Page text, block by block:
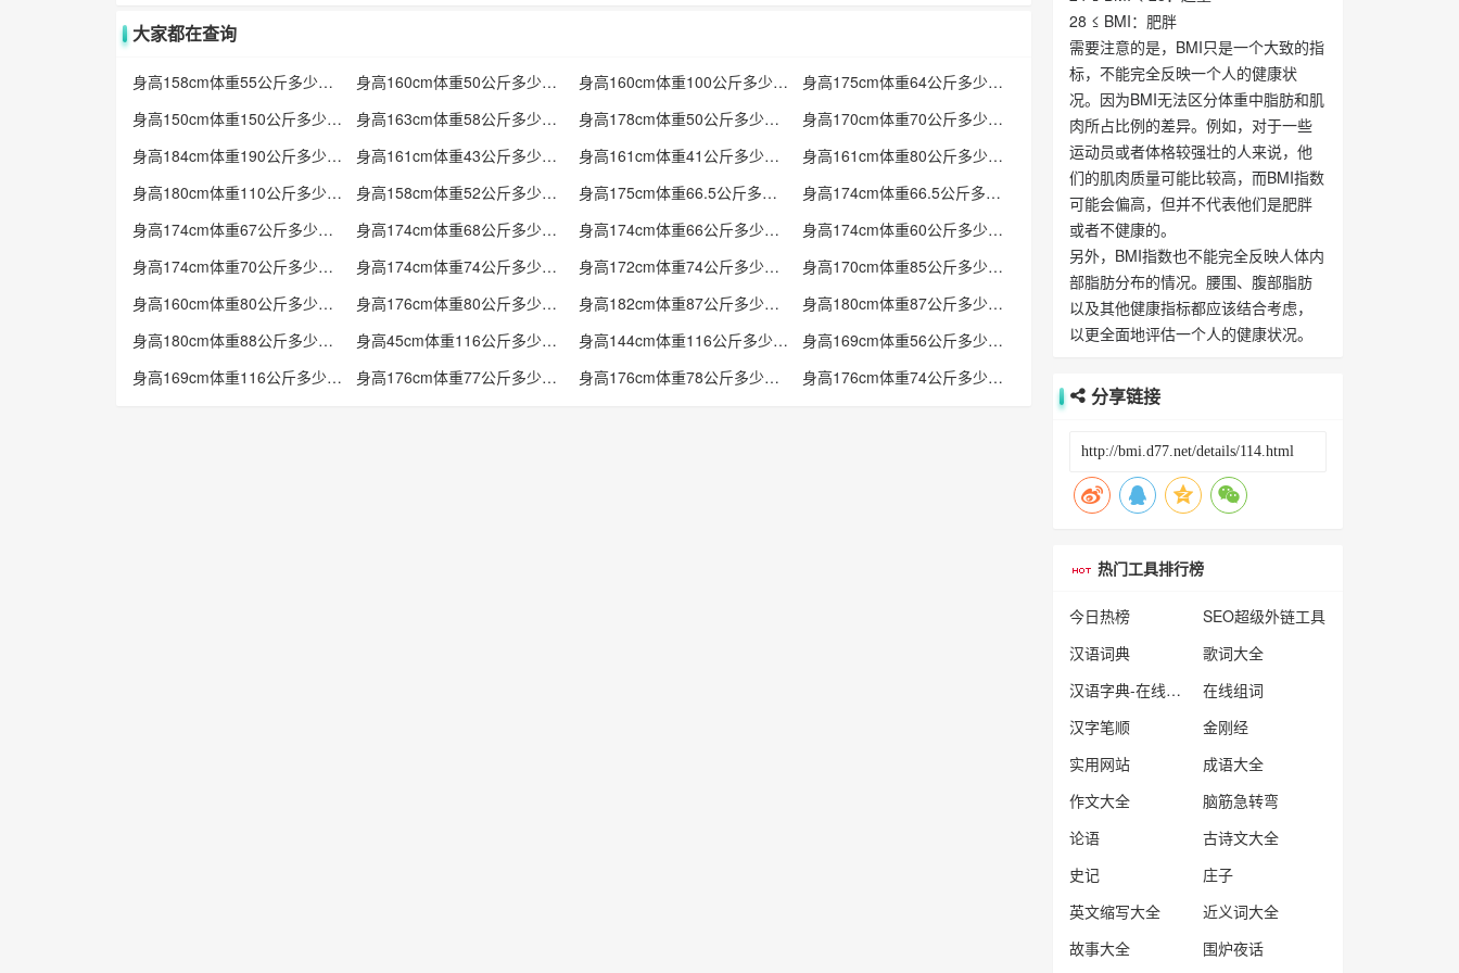
大家都在查询
身高158cm体重55公斤多少标准 身高160cm体重50公斤多少标准 身高160cm体重100公斤多少标准
身高175cm体重64公斤多少标准
身高150cm体重150公斤多少标准
身高163cm体重58公斤多少标准 身高178cm体重50公斤多少标准
身高170cm体重70公斤多少标准
身高184cm体重190公斤多少标准
身高161cm体重43公斤多少标准 身高161cm体重41公斤多少标准
身高161cm体重80公斤多少标准
身高180cm体重110公斤多少标准
身高158cm体重52公斤多少标准 身高175cm体重66.5公斤多少标准
身高174cm体重66.5公斤多少标准
身高174cm体重67公斤多少标准
身高174cm体重68公斤多少标准 身高174cm体重66公斤多少标准
身高174cm体重60公斤多少标准
身高174cm体重70公斤多少标准
身高174cm体重74公斤多少标准 身高172cm体重74公斤多少标准
身高170cm体重85公斤多少标准
身高160cm体重80公斤多少标准
身高176cm体重80公斤多少标准 身高182cm体重87公斤多少标准
身高180cm体重87公斤多少标准
身高180cm体重88公斤多少标准
身高45cm体重116公斤多少标准 身高144cm体重116公斤多少标准
身高169cm体重56公斤多少标准
身高169cm体重116公斤多少标准
身高176cm体重77公斤多少标准 身高176cm体重78公斤多少标准 身高176cm体重74公斤多少标准
28 ≤ BMI：肥胖
需要注意的是，BMI只是一个大致的指
标，不能完全反映一个人的健康状
况。因为BMI无法区分体重中脂肪和肌
肉所占比例的差异。例如，对于一些
运动员或者体格较强壮的人来说，他
们的肌肉质量可能比较高，而BMI指数
可能会偏高，但并不代表他们是肥胖
或者不健康的。
另外，BMI指数也不能完全反映人体内
部脂肪分布的情况。腰围、腹部脂肪
以及其他健康指标都应该结合考虑，
以更全面地评估一个人的健康状况。
分享链接
热门工具排行榜
今日热榜
SEO超级外链工具
汉语词典
歌词大全
汉语字典-在线查字
在线组词
汉字笔顺
金刚经
实用网站
成语大全
作文大全
脑筋急转弯
论语
古诗文大全
史记
庄子
英文缩写大全
近义词大全
故事大全
围炉夜话